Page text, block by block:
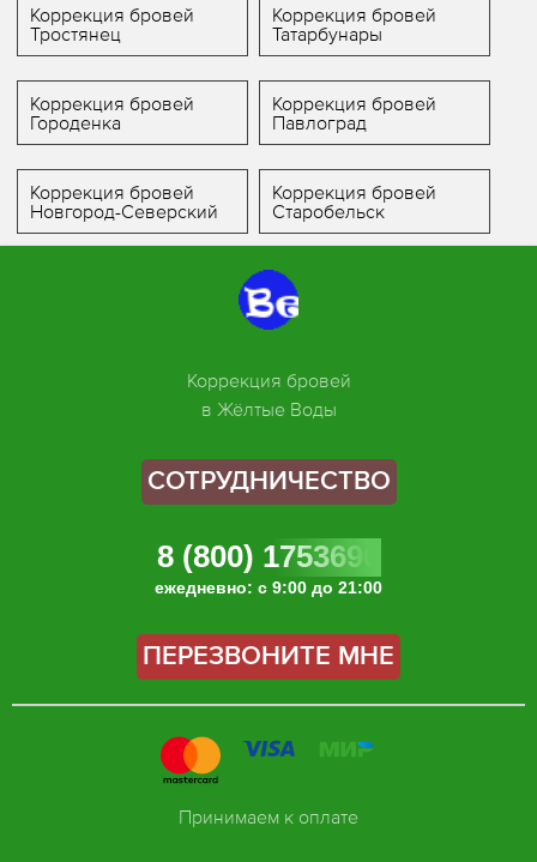
Коррекция бровей
Тростянец
Коррекция бровей
Татарбунары
Коррекция бровей
Городенка
Коррекция бровей
Павлоград
Коррекция бровей
Новгород-Северский
Коррекция бровей
Старобельск
Коррекция бровей
в Жёлтые Воды
СОТРУДНИЧЕСТВО
8 (800) 1753696
ежедневно: с 9:00 до 21:00
ПЕРЕЗВОНИТЕ МНЕ
Принимаем к оплате